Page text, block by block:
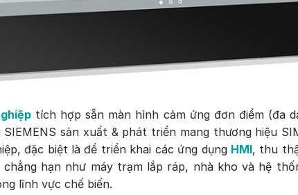
tích hợp sẵn màn hình cảm ứng đơn điểm (đa
sản xuất & phát triển mang thương hiệu
đặc biệt là để triển khai các ứng dụng HMI, thu
hạn như máy trạm lắp ráp, nhà kho và hệ
lĩnh vực chế biến.